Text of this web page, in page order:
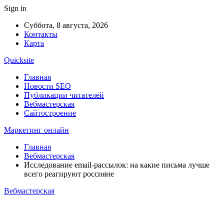
Sign in
Суббота, 8 августа, 2026
Контакты
Карта
Quicksite
Главная
Новости SEO
Публикации читателей
Вебмастерская
Сайтостроение
Маркетинг онлайн
Главная
Вебмастерская
Исследование email-рассылок: на какие письма лучше
всего реагируют россияне
Вебмастерская